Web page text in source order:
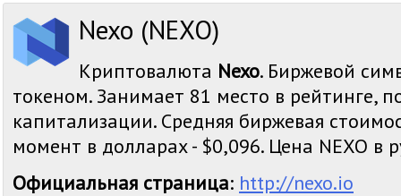
Nexo (NEXO)
Криптовалюта Nexo. Биржевой
токеном. Занимает 81 место в рейтинге,
капитализации. Средняя биржевая
момент в долларах - $0,096. Цена NEXO в
Официальная страница: http://nexo.io